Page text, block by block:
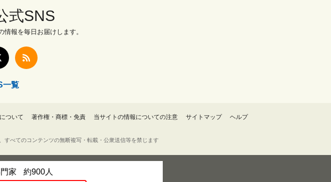
式SNS
情報を毎日お届けします。
一覧
ついて 著作権・商標・免責 当サイトの情報についての注意 サイトマップ ヘルプ
すべてのコンテンツの無断複写・転載・公衆送信等を禁じます
家 約900人